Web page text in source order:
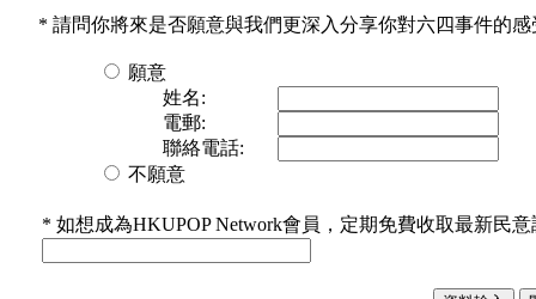
* 請問你將來是否願意與我們更深入分享你對六四事件的感
願意
姓名:
電郵:
聯絡電話:
不願意
* 如想成為HKUPOP Network會員，定期免費收取最新民